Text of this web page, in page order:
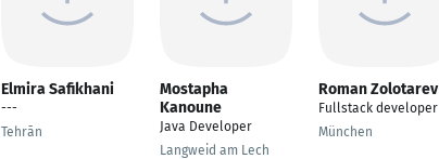
Elmira Safikhani
---
Tehrān
Mostapha
Kanoune
Java Developer
Langweid am Lech
Roman Zolotarev
Fullstack developer
München